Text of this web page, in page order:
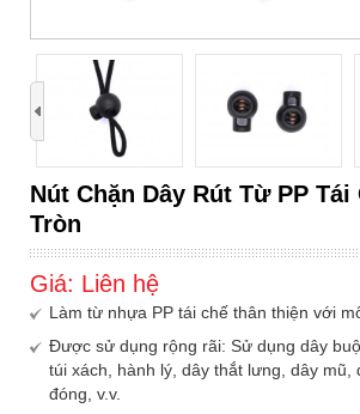
Nút Chặn Dây Rút Từ PP Tái
Tròn
Giá: Liên hệ
Làm từ nhựa PP tái chế thân thiện với
Được sử dụng rộng rãi: Sử dụng dây
túi xách, hành lý, dây thắt lưng, dây mũ,
đóng, v.v.